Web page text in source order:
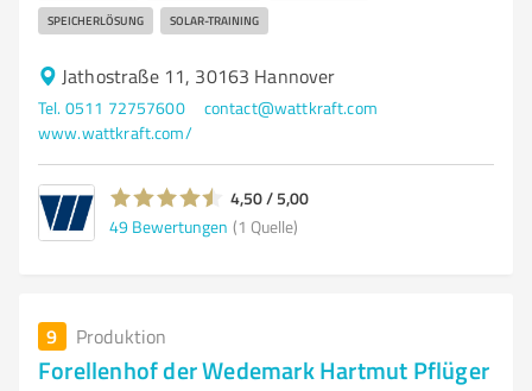
SPEICHERLÖSUNG SOLAR-TRAINING
Jathostraße 11, 30163 Hannover
Tel. 0511 72757600
contact@wattkraft.com
www.wattkraft.com/
4,50 / 5,00
49 Bewertungen (1 Quelle)
9 Produktion
Forellenhof der Wedemark Hartmut Pflüger